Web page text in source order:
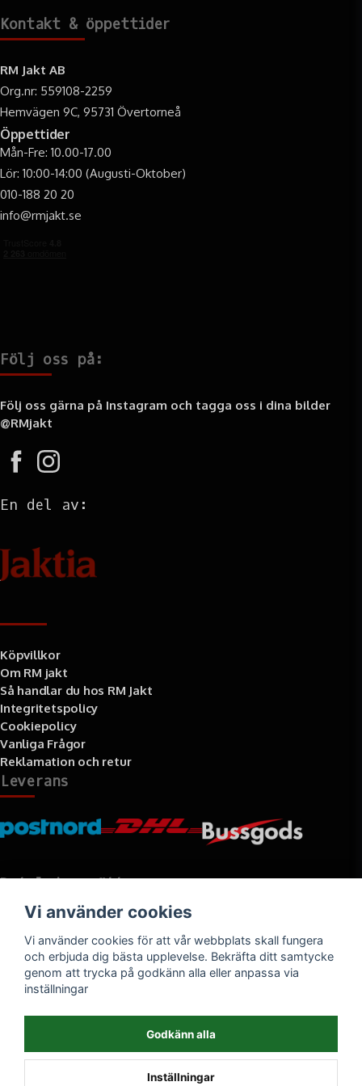
Kontakt & öppettider
RM Jakt AB
Org.nr: 559108-2259
Hemvägen 9C, 95731 Övertorneå
Öppettider
Mån-Fre: 10.00-17.00
Lör: 10:00-14:00 (Augusti-Oktober)
010-188 20 20
info@rmjakt.se
Följ oss på:
Följ oss gärna på Instagram och tagga oss i dina bilder
@RMjakt
En del av:
Köpvillkor
Om RM jakt
Så handlar du hos RM Jakt
Integritetspolicy
Cookiepolicy
Vanliga Frågor
Reklamation och retur
Leverans
Betalningssätt
Vi använder cookies
Vi använder cookies för att vår webbplats skall fungera
och erbjuda dig bästa upplevelse. Bekräfta ditt samtycke
genom att trycka på godkänn alla eller anpassa via
inställningar
Godkänn alla
Inställningar